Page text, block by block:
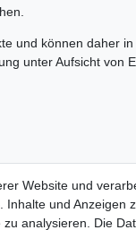
und können daher
unter Aufsicht von
Website und
und Anzeigen
analysieren. Die